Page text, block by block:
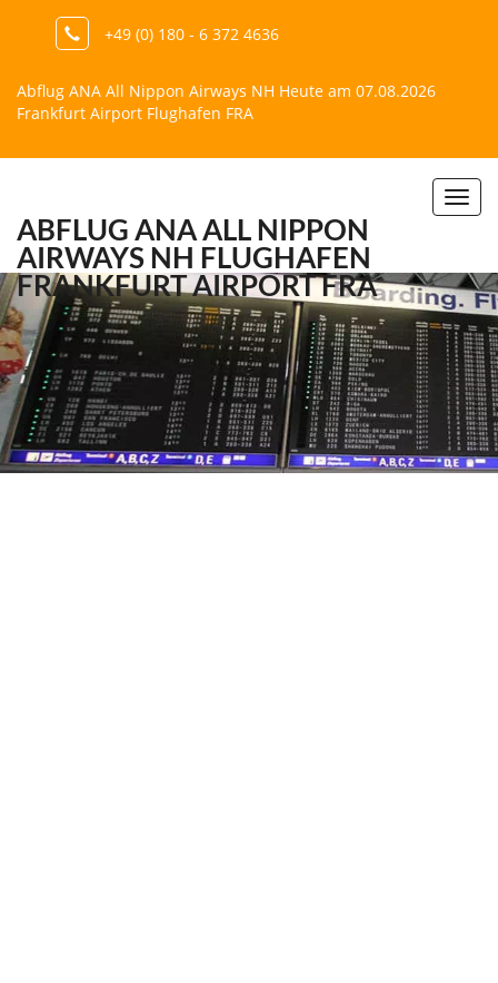
+49 (0) 180 - 6 372 4636
Abflug ANA All Nippon Airways NH Heute am 07.08.2026
Frankfurt Airport Flughafen FRA
ABFLUG ANA ALL NIPPON
AIRWAYS NH FLUGHAFEN
FRANKFURT AIRPORT FRA